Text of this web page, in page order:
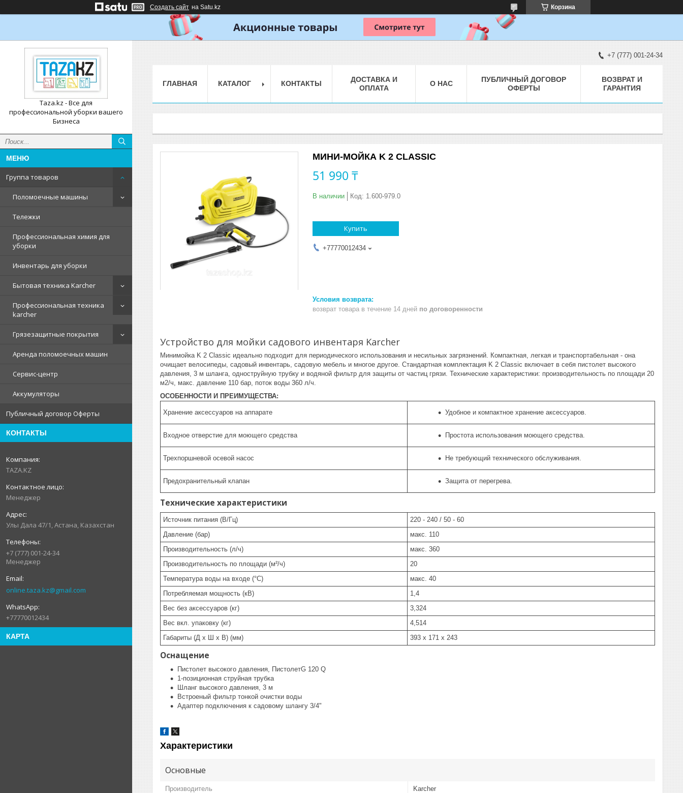
Создать сайт на Satu.kz Корзина
Taza.kz - Все для
профессиональной уборки вашего
Бизнеса
Группа товаров
Поломоечные машины
Тележки
Профессиональная химия для
уборки
Инвентарь для уборки
Бытовая техника Karcher
Профессиональная техника
karcher
Грязезащитные покрытия
Аренда поломоечных машин
Сервис-центр
Аккумуляторы
Публичный договор Оферты
КОНТАКТЫ
TAZA.KZ
Менеджер
Улы Дала 47/1, Астана, Казахстан
+7 (777) 001-24-34
Менеджер
online.taza.kz@gmail.com
+77770012434
КАРТА
+7 (777) 001-24-34
ГЛАВНАЯ КАТАЛОГ КОНТАКТЫ
ДОСТАВКА И
ОПЛАТА
О НАС
ПУБЛИЧНЫЙ ДОГОВОР
ОФЕРТЫ
ВОЗВРАТ И
ГАРАНТИЯ
МИНИ-МОЙКА K 2 CLASSIC
51 990 ₸
В наличии Код: 1.600-979.0
Купить
+77770012434
возврат товара в течение 14 дней по договоренности
Устройство для мойки садового инвентаря Karcher
Минимойка K 2 Classic идеально подходит для периодического использования и несильных загрязнений. Компактная, легкая и транспортабельная - она
очищает велосипеды, садовый инвентарь, садовую мебель и многое другое. Стандартная комплектация K 2 Classic включает в себя пистолет высокого
давления, 3 м шланга, одноструйную трубку и водяной фильтр для защиты от частиц грязи. Технические характеристики: производительность по площади 20
м2/ч, макс. давление 110 бар, поток воды 360 л/ч.
ОСОБЕННОСТИ И ПРЕИМУЩЕСТВА:
Хранение аксессуаров на аппарате Удобное и компактное хранение аксессуаров.
Входное отверстие для моющего средства Простота использования моющего средства.
Трехпоршневой осевой насос Не требующий технического обслуживания.
Предохранительный клапан Защита от перегрева.
Технические характеристики
Источник питания (В/Гц)
220 - 240 / 50 - 60
Давление (бар)
макс. 110
Производительность (л/ч)
макс. 360
Производительность по площади (м²/ч)
20
Температура воды на входе (°C)
макс. 40
Потребляемая мощность (кВ)
1,4
Вес без аксессуаров (кг)
3,324
Вес вкл. упаковку (кг)
4,514
Габариты (Д x Ш x В) (мм)
393 x 171 x 243
Оснащение
Пистолет высокого давления, ПистолетG 120 Q
1-позиционная струйная трубка
Шланг высокого давления, 3 м
Встроеный фильтр тонкой очистки воды
Адаптер подключения к садовому шлангу 3/4"
Характеристики
Основные
Производитель Karcher